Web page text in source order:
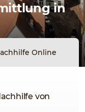
in
Online
von